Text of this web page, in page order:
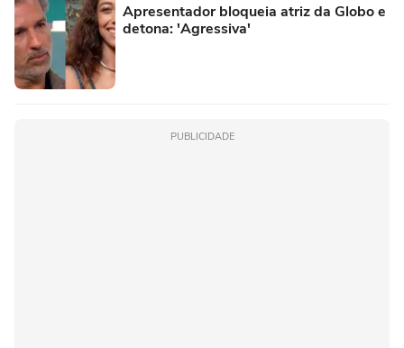
Apresentador bloqueia atriz da Globo e
detona: 'Agressiva'
PUBLICIDADE